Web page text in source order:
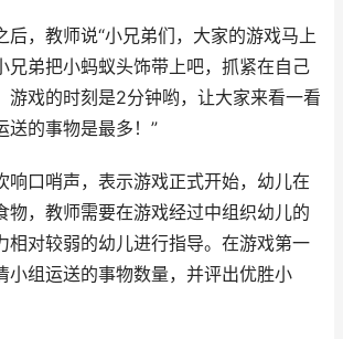
后，教师说“小兄弟们，大家的游戏马上
兄弟把小蚂蚁头饰带上吧，抓紧在自己
游戏的时刻是2分钟哟，让大家来看一看
送的事物是最多！”
响口哨声，表示游戏正式开始，幼儿在
物，教师需要在游戏经过中组织幼儿的
相对较弱的幼儿进行指导。在游戏第一
小组运送的事物数量，并评出优胜小